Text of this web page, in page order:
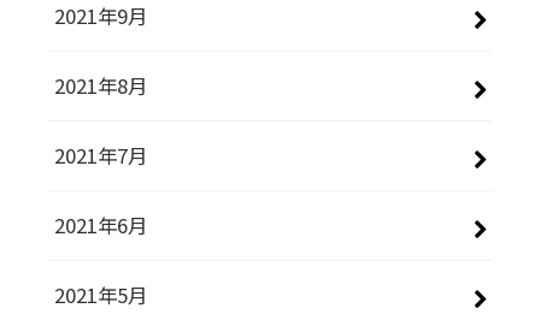
2021年9月
2021年8月
2021年7月
2021年6月
2021年5月